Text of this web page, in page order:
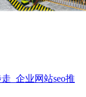
_企业网站seo推